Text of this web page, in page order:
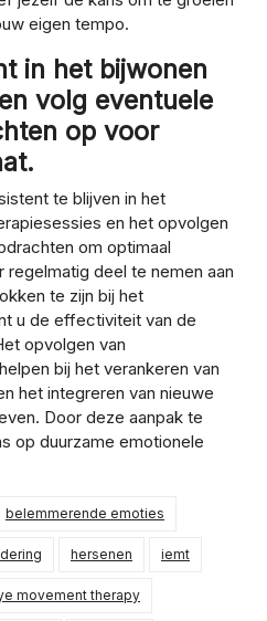
eigen tempo.
in het bijwonen
volg eventuele
op voor
te blijven in het
en het opvolgen
om optimaal
regelmatig deel te nemen aan
te zijn bij het
u de effectiviteit van de
opvolgen van
bij het verankeren van
het integreren van nieuwe
Door deze aanpak te
op duurzame emotionele
belemmerende emoties
hersenen iemt
movement therapy